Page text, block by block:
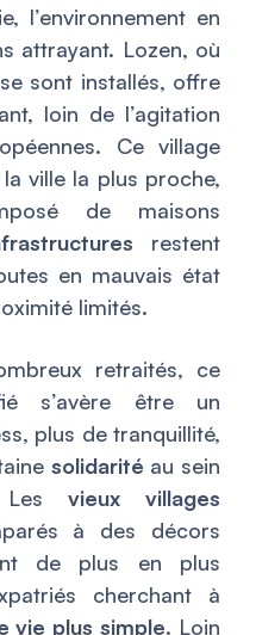
l’environnement en
attrayant. Lozen, où
sont installés, offre
loin de l’agitation
Ce village
ville la plus proche,
de maisons
restent
en mauvais état
limités.
retraités, ce
s’avère être un
plus de tranquillité,
solidarité au sein
Lesvieux villages
à des décors
de plus en plus
cherchant à
vie plus simple. Loin